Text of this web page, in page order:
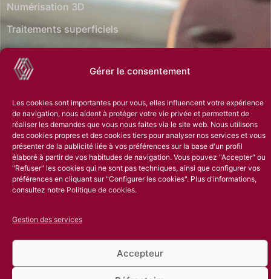
Gérer le consentement
Les cookies sont importantes pour vous, elles influencent votre expérience
de navigation, nous aident à protéger votre vie privée et permettent de
réaliser les demandes que vous nous faites via le site web. Nous utilisons
des cookies propres et des cookies tiers pour analyser nos services et vous
présenter de la publicité liée à vos préférences sur la base d'un profil
élaboré à partir de vos habitudes de navigation. Vous pouvez "Accepter" ou
"Refuser" les cookies qui ne sont pas techniques, ainsi que configurer vos
préférences en cliquant sur "Configurer les cookies". Plus d'informations,
consultez notre Politique de cookies.
Gestion des services
Accepteur
Numérisation 3D
Traitements superficiels
Rejoindre R&G Metal Shaping
Politique de confidentialitéAvis juridiquePolitique de cookies
Filière éthiqueConditions d'achat auprès des fournisseurs
Politique de réseaux sociaux